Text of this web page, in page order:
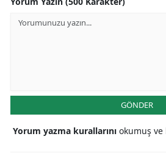
GÖNDER
Yorum yazma kurallarını okumuş ve